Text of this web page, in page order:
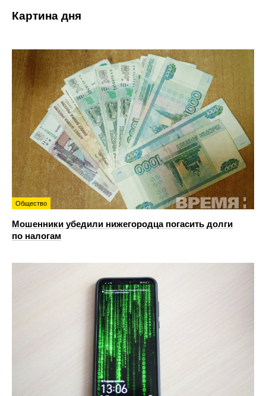
Картина дня
Общество
Мошенники убедили нижегородца погасить долги
по налогам